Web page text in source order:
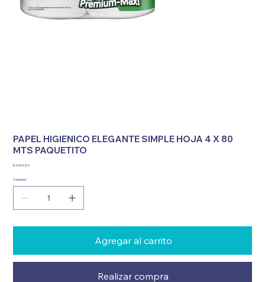
PAPEL HIGIENICO ELEGANTE SIMPLE HOJA 4 X 80
MTS PAQUETITO
Precio
$ 4.064,80
Cantidad
Agregar al carrito
Realizar compra